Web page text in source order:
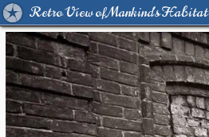
Retro View of Mankind's Habitat